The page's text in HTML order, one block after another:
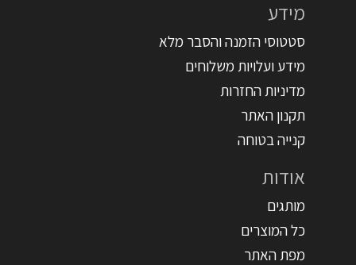
מידע
סטטוסי הזמנה והסבר מלא
מידע ועלויות משלוחים
מדיניות החזרות
תקנון האתר
קנייה בטוחה
אודות
מותגים
כל המוצרים
מפת האתר